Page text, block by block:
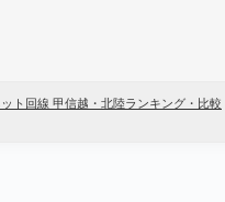
ト回線 甲信越・北陸ランキング・比較